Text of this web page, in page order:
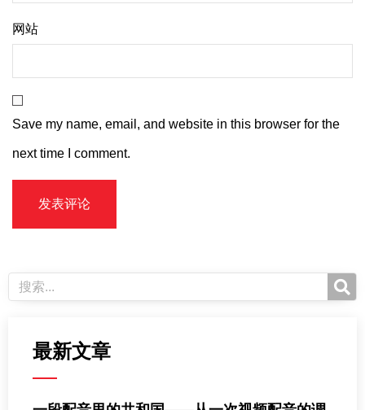
网站
Save my name, email, and website in this browser for the
next time I comment.
最新文章